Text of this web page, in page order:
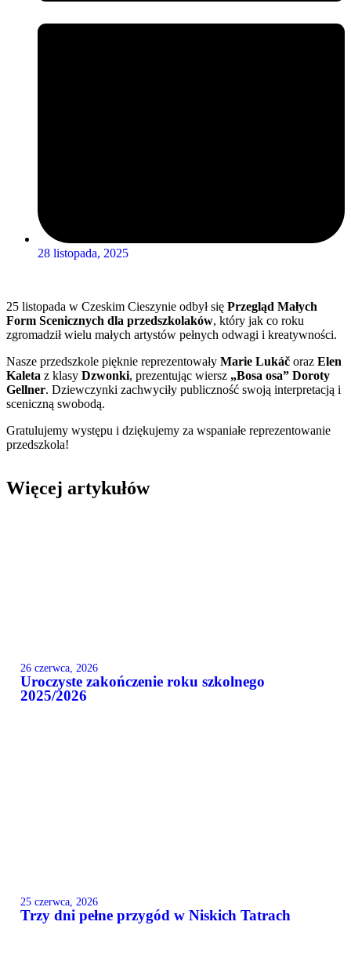
28 listopada, 2025
25 listopada w Czeskim Cieszynie odbył się Przegląd Małych
Form Scenicznych dla przedszkolaków, który jak co roku
zgromadził wielu małych artystów pełnych odwagi i kreatywności.
Nasze przedszkole pięknie reprezentowały Marie Lukáč oraz Elen
Kaleta z klasy Dzwonki, prezentując wiersz „Bosa osa” Doroty
Gellner. Dziewczynki zachwyciły publiczność swoją interpretacją i
sceniczną swobodą.
Gratulujemy występu i dziękujemy za wspaniałe reprezentowanie
przedszkola!
Więcej artykułów
26 czerwca, 2026
Uroczyste zakończenie roku szkolnego
2025/2026
25 czerwca, 2026
Trzy dni pełne przygód w Niskich Tatrach